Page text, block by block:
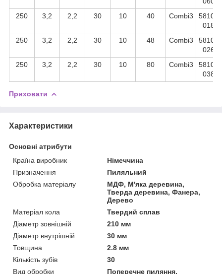
250
3,2 2,2 30 10 40 Combi3
58100
018
250
3,2 2,2 30 10 48 Combi3
58100
026
250
3,2 2,2 30 10 80 Combi3
58100
038
Приховати
Характеристики
Основні атрибути
Країна виробник
Німеччина
Призначення
Пиляльний
Обробка матеріалу
МДФ, М'яка деревина,
Тверда деревина, Фанера,
Дерево
Матеріал кола
Твердий сплав
Діаметр зовнішній
210 мм
Діаметр внутрішній
30 мм
Товщина
2.8 мм
Кількість зубів
30
Вид обробки
Поперечне пиляння,